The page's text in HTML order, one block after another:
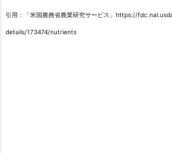
引用：「米国農務省農業研究サービス」https://
details/173474/nutrients